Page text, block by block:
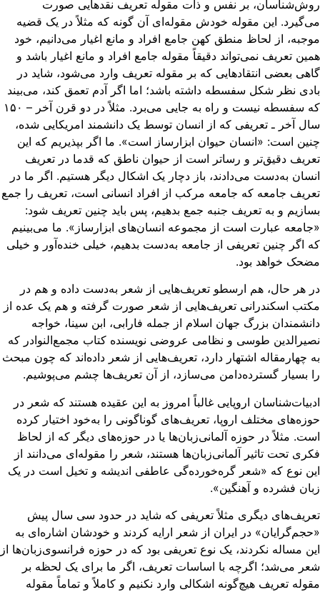
بر نفس و ذات مقوله تعریف نقدهایی صورت
این مقوله خودش مقوله‌ای آن گونه که مثلاً در یک قضیه
از لحاظ منطق کهن جامع افراد و مانع اغیار می‌دانیم، خود
تعریف نمی‌تواند دقیقاً مقوله جامع افراد و مانع اغیار باشد و
بعضی انتقادهایی که بر مقوله تعریف وارد می‌شود، شاید در
نظر شکل سفسطه داشته باشد؛ اما اگر آدم تعمق کند، می‌بیند
که سفسطه نیست و راه به ‌جایی می‌برد. مثلاً در دو قرن آخر – ۱۵۰
آخر ـ تعریفی که از انسان توسط یک دانشمند امریکایی شده،
است: «انسان حیوان ابزارساز است». ما اگر بپذیریم که این
دقیق‌تر و رساتر است از حیوان ناطق که قدما در تعریف
به‌دست می‌دادند، باز دچار یک اشکال دیگر هستیم. اگر ما در
جامعه که جامعه مرکب از افراد انسانی است، تعریف را جمع
و به تعریف جنبه جمع بدهیم، پس باید چنین تعریف شود:
عبارت است از مجموعه انسان‌های ابزارساز». ما می‌بینیم
اگر چنین تعریفی از جامعه به‌دست بدهیم، خیلی خنده‌آور و خیلی
خواهد بود.
هر حال، هم ارسطو تعریف‌هایی از شعر به‌دست داده و هم در
اسکندرانی تعریف‌هایی از شعر صورت گرفته و هم یک عده از
بزرگ جهان اسلام از جمله فارابی، ابن سینا، خواجه
طوسی و نظامی عروضی نویسنده کتاب مجمع‌النوادر که
چهارمقاله اشتهار دارد، تعریف‌هایی از شعر داده‌اند که چون مبحث
بسیار گسترده‌دامن می‌سازد، از آن‌ تعریف‌ها چشم می‌پوشیم.
اروپایی غالباً امروز به این عقیده هستند که شعر در
مختلف اروپا، تعریف‌های گوناگونی را به‌خود اختیار کرده
مثلاً در حوزه آلمانی‌زبان‌ها یا در حوزه‌های دیگر که از لحاظ
تحت تاثیر آلمانی‌زبان‌ها هستند، شعر را مقوله‌ای می‌دانند از
نوع که «شعر گره‌خورده‌گی عاطفی اندیشه و تخیل است در یک
فشرده و آهنگین».
دیگری مثلاً تعریفی که شاید در حدود سی سال پیش
در ایران از شعر ارایه کردند و خودشان اشاره‌ای به
مساله نکردند، یک نوع تعریفی بود که در حوزه فرانسوی‌زبان‌ها از
می‌شد؛ اگرچه با اساسات تعریف، اگر ما برای یک لحظه بر
تعریف هیچ‌گونه اشکالی وارد نکنیم و کاملاً و تماماً مقوله